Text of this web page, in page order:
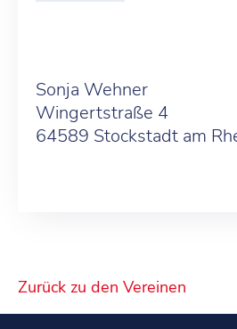
Sonja Wehner
Wingertstraße 4
64589 Stockstadt am
Zurück zu den Vereinen